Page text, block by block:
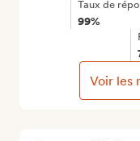
Taux de
99%
Voir les